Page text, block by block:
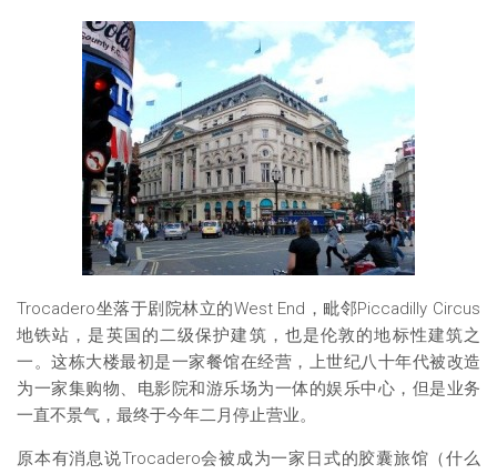
Trocadero坐落于剧院林立的West End，毗邻Piccadilly Circus
地铁站，是英国的二级保护建筑，也是伦敦的地标性建筑之
一。这栋大楼最初是一家餐馆在经营，上世纪八十年代被改造
为一家集购物、电影院和游乐场为一体的娱乐中心，但是业务
一直不景气，最终于今年二月停止营业。
原本有消息说Trocadero会被成为一家日式的胶囊旅馆（什么